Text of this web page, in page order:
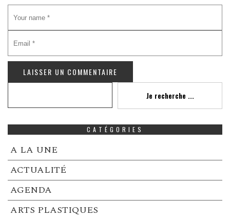
Je recherche ...
CATÉGORIES
A LA UNE
ACTUALITÉ
AGENDA
ARTS PLASTIQUES